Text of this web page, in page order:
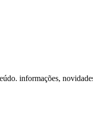
informações,